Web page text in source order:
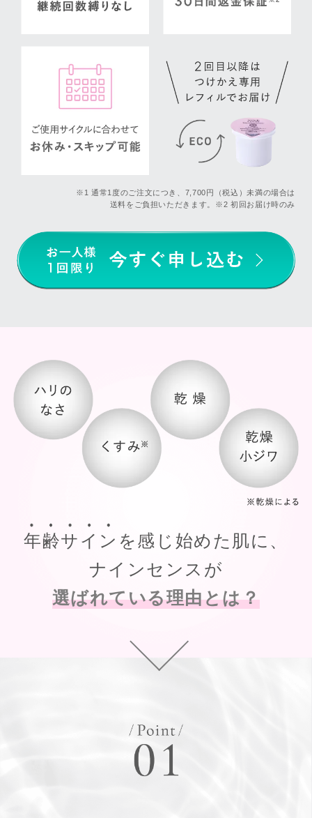
※1 通常1度のご注文につき、7,700円（税込）未満の場合は
送料をご負担いただきます。※2 初回お届け時のみ
年齢サイン を感じ始めた肌に、
ナインセンスが
選ばれている理由とは？